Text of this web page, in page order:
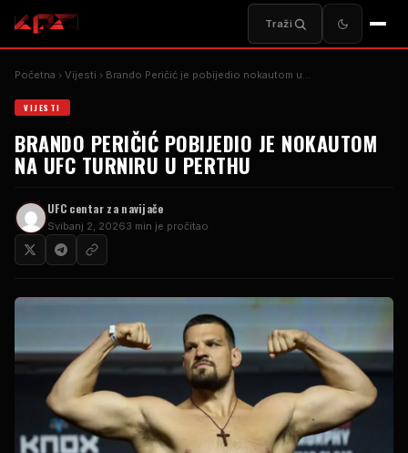
Traži
Početna Vijesti Brando Peričić je pobijedio nokautom u…
VIJESTI
BRANDO PERIČIĆ POBIJEDIO JE NOKAUTOM
NA UFC TURNIRU U PERTHU
UFC centar za navijače
Svibanj 2, 20263 min je pročitao